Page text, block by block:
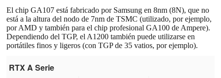
El chip GA107 está fabricado por Samsung en 8nm (8N), que no
está a la altura del nodo de 7nm de TSMC (utilizado, por ejemplo,
por AMD y también para el chip profesional GA100 de Ampere).
Dependiendo del TGP, el A1200 también puede utilizarse en
portátiles finos y ligeros (con TGP de 35 vatios, por ejemplo).
RTX A Serie